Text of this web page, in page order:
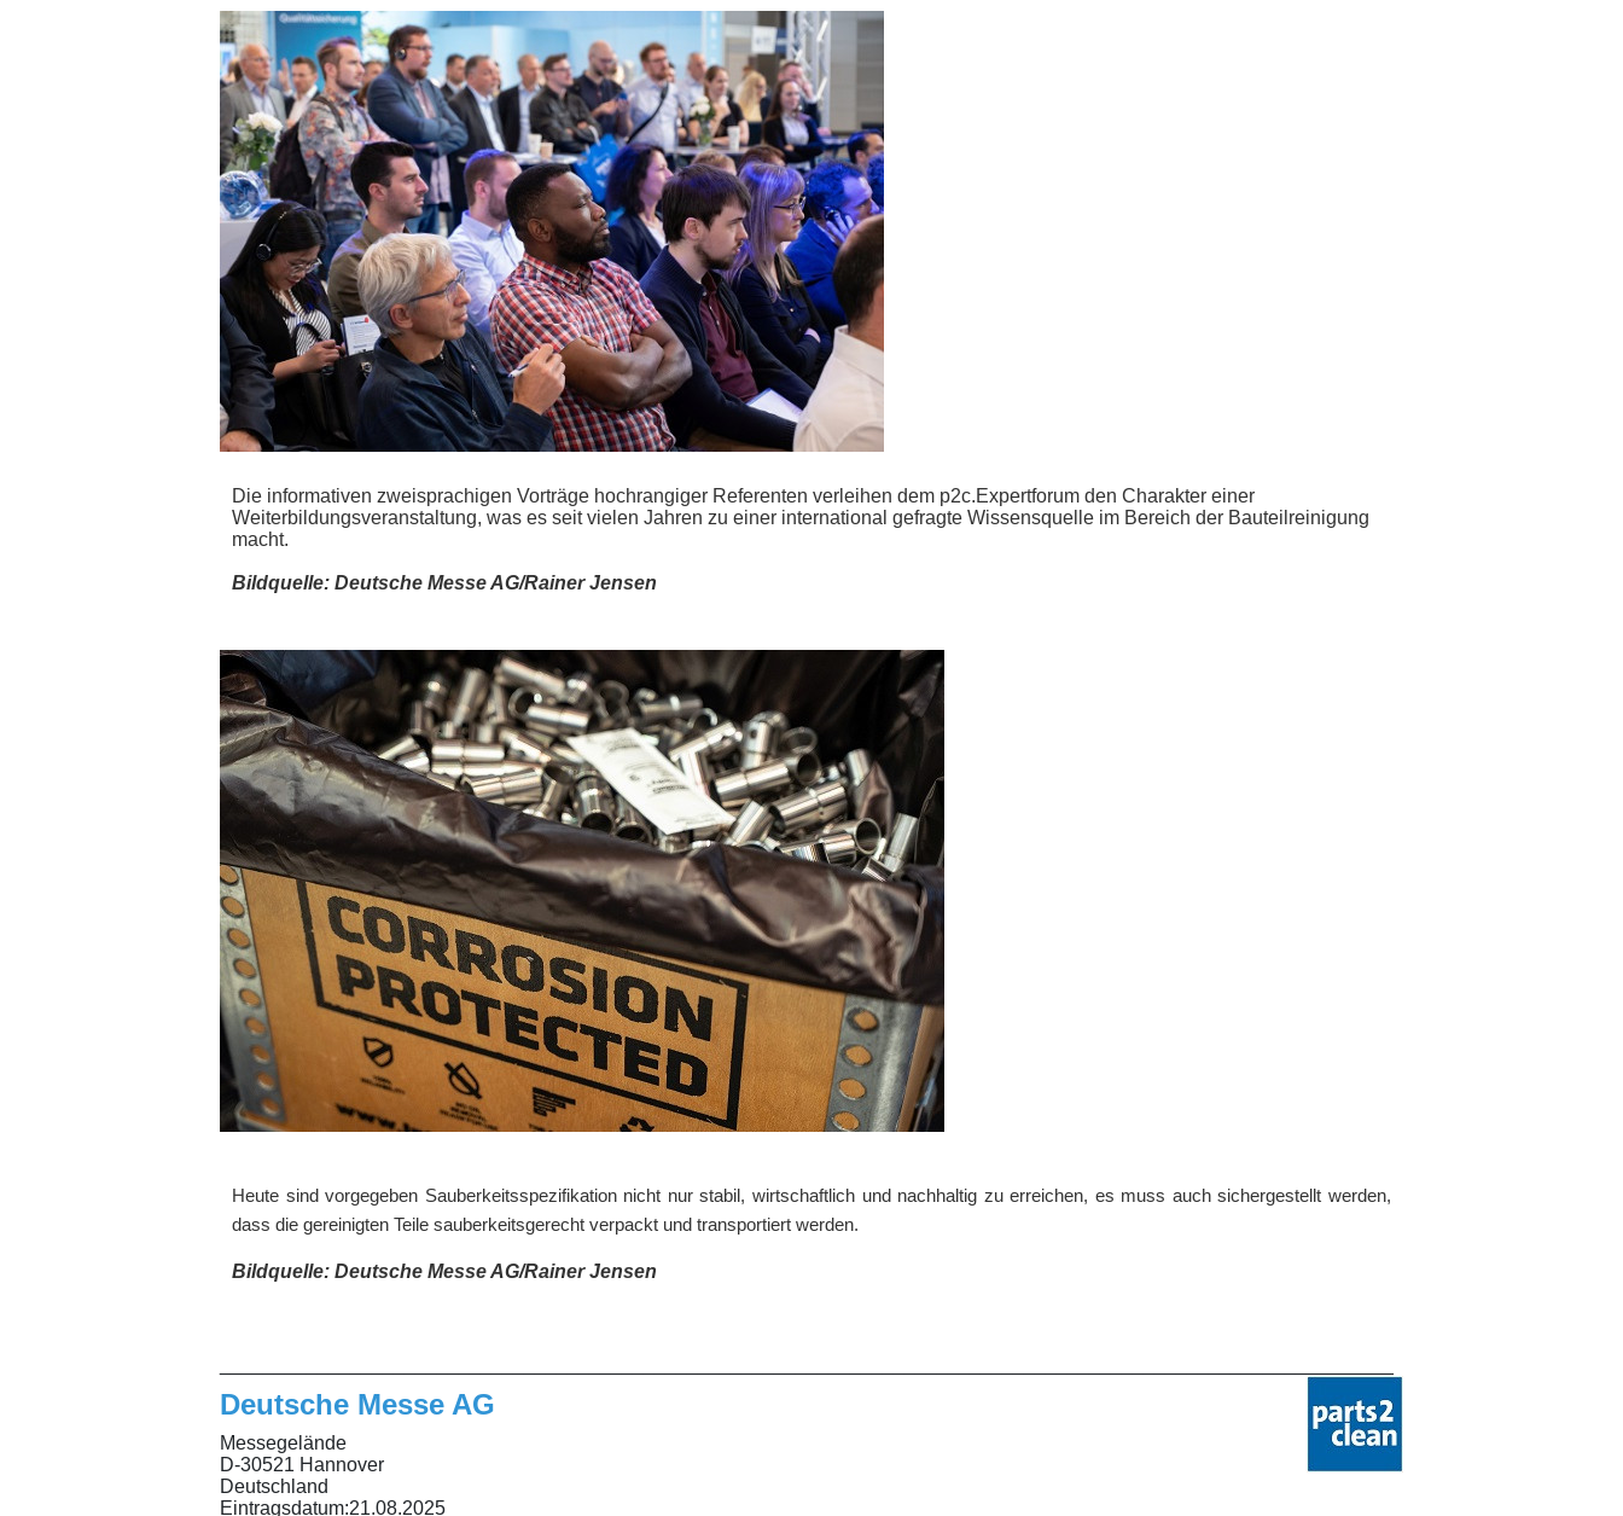
Die informativen zweisprachigen Vorträge hochrangiger Referenten verleihen dem p2c.Expertforum den Charakter einer
Weiterbildungsveranstaltung, was es seit vielen Jahren zu einer international gefragte Wissensquelle im Bereich der Bauteilreinigung
macht.
Bildquelle: Deutsche Messe AG/Rainer Jensen
Heute sind vorgegeben Sauberkeitsspezifikation nicht nur stabil, wirtschaftlich und nachhaltig zu erreichen, es muss auch sichergestellt werden,
dass die gereinigten Teile sauberkeitsgerecht verpackt und transportiert werden.
Bildquelle: Deutsche Messe AG/Rainer Jensen
Deutsche Messe AG
Messegelände
D-30521 Hannover
Deutschland
Eintragsdatum:21.08.2025